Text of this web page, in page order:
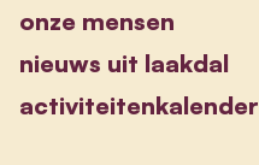
onze mensen
nieuws uit laakdal
activiteitenkalender